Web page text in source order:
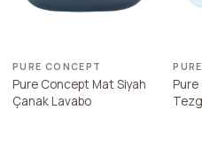
PURE CONCEPT
Pure Concept Mat Siyah
Çanak Lavabo